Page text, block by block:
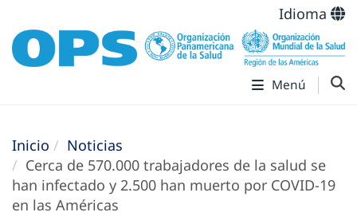
Idioma
Menú
Inicio
Noticias
Cerca de 570.000 trabajadores de la salud se
han infectado y 2.500 han muerto por COVID-19
en las Américas